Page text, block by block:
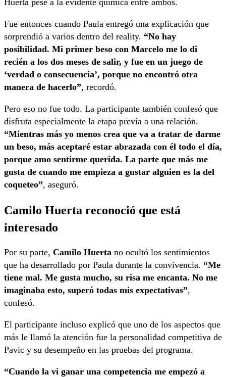
Huerta pese a la evidente química entre ambos.
Fue entonces cuando Paula entregó una explicación que
sorprendió a varios dentro del reality. “No hay
posibilidad. Mi primer beso con Marcelo me lo di
recién a los dos meses de salir, y fue en un juego de
‘verdad o consecuencia’, porque no encontró otra
manera de hacerlo”, recordó.
Pero eso no fue todo. La participante también confesó que
disfruta especialmente la etapa previa a una relación.
“Mientras más yo menos crea que va a tratar de darme
un beso, más aceptaré estar abrazada con él todo el día,
porque amo sentirme querida. La parte que más me
gusta de cuando me empieza a gustar alguien es la del
coqueteo”, aseguró.
Camilo Huerta reconoció que está
interesado
Por su parte, Camilo Huerta no ocultó los sentimientos
que ha desarrollado por Paula durante la convivencia. “Me
tiene mal. Me gusta mucho, su risa me encanta. No me
imaginaba esto, superó todas mis expectativas”,
confesó.
El participante incluso explicó que uno de los aspectos que
más le llamó la atención fue la personalidad competitiva de
Pavic y su desempeño en las pruebas del programa.
“Cuando la vi ganar una competencia me empezó a